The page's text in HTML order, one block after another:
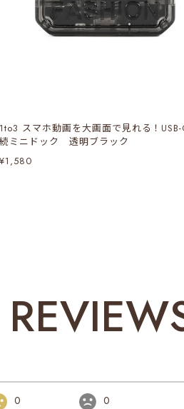
1to3 スマホ動画を大画面で見れる！USB-
続ミニドック 透明ブラック
¥1,580
0 0